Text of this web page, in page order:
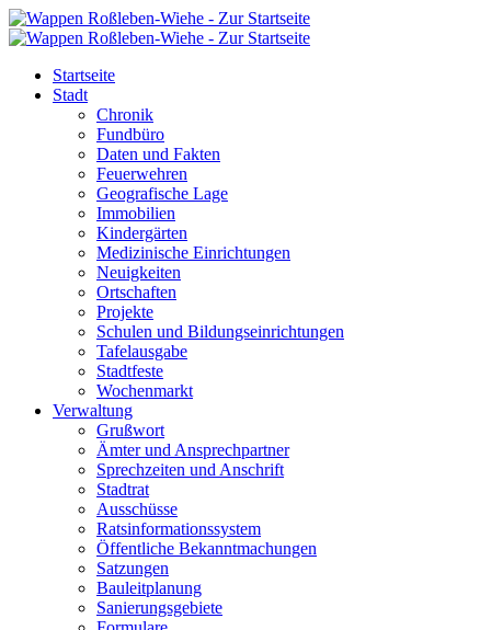
Startseite
Stadt
Chronik
Fundbüro
Daten und Fakten
Feuerwehren
Geografische Lage
Immobilien
Kindergärten
Medizinische Einrichtungen
Neuigkeiten
Ortschaften
Projekte
Schulen und Bildungseinrichtungen
Tafelausgabe
Stadtfeste
Wochenmarkt
Verwaltung
Grußwort
Ämter und Ansprechpartner
Sprechzeiten und Anschrift
Stadtrat
Ausschüsse
Ratsinformationssystem
Öffentliche Bekanntmachungen
Satzungen
Bauleitplanung
Sanierungsgebiete